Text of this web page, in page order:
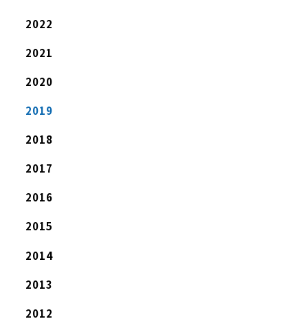
2022
2021
2020
2019
2018
2017
2016
2015
2014
2013
2012